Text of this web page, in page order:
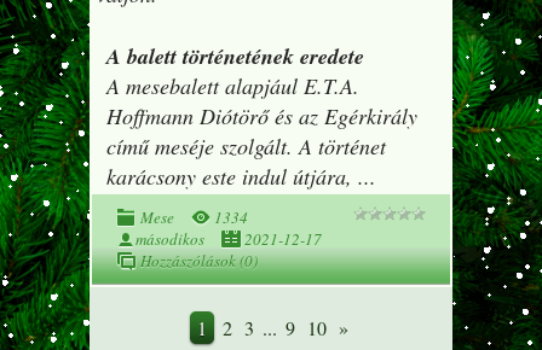
A balett történetének eredete
A mesebalett alapjául E.T.A.
Hoffmann Diótörő és az Egérkirály
című meséje szolgált. A történet
karácsony este indul útjára, ...
Mese
1334
másodikos
2021-12-17
Hozzászólások (0)
1 2 3 ... 9 10 »